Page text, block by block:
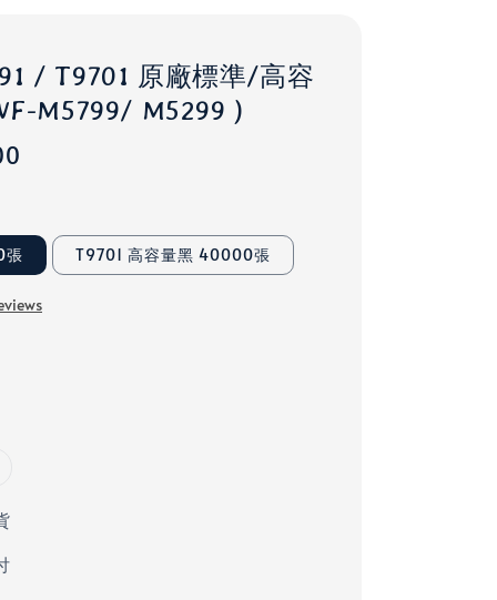
/ T9701 原廠標準/高容
M5799/ M5299 )
張 T9701 高容量黑 40000張